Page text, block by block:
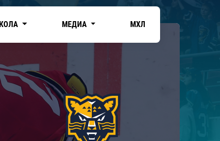
МЕДИА МХЛ